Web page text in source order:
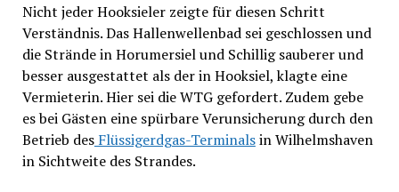
Nicht jeder Hooksieler zeigte für diesen Schritt
Verständnis. Das Hallenwellenbad sei geschlossen und
die Strände in Horumersiel und Schillig sauberer und
besser ausgestattet als der in Hooksiel, klagte eine
Vermieterin. Hier sei die WTG gefordert. Zudem gebe
es bei Gästen eine spürbare Verunsicherung durch den
Betrieb desFlüssigerdgas-Terminalsin Wilhelmshaven
in Sichtweite des Strandes.